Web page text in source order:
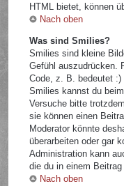
HTML bietet, können
Nach oben
Was sind Smilies?
Smilies sind kleine
Gefühl auszudrücken.
Code, z. B. bedeutet
Smilies kannst du
Versuche bitte
sie können einen
Moderator könnte
überarbeiten oder gar
Administration kann
die du in einem
Nach oben